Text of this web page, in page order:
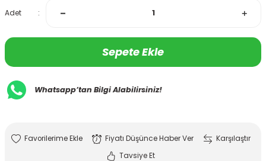
Adet
Sepete Ekle
Whatsapp’tan Bilgi Alabilirsiniz!
Fiyatı Düşünce Haber Ver
Karşılaştır
Tavsiye Et